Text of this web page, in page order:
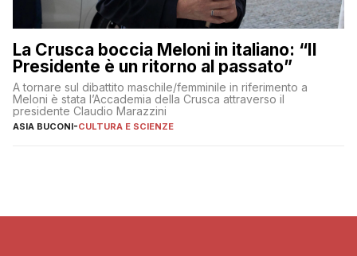
La Crusca boccia Meloni in italiano: “Il
Presidente è un ritorno al passato”
A tornare sul dibattito maschile/femminile in riferimento a
Meloni è stata l’Accademia della Crusca attraverso il
presidente Claudio Marazzini
ASIA BUCONI-CULTURA E SCIENZE